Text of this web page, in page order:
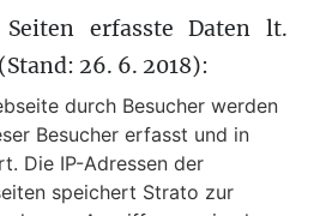
erfasste Daten lt.
(Stand: 26. 6. 2018):
durch Besucher werden
Besucher erfasst und in
Die IP-Adressen der
speichert Strato zur